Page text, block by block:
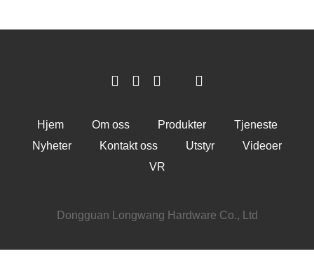
Hjem Om oss Produkter
Tjeneste
Nyheter
Kontakt oss Utstyr
Videoer
VR
Dongguan Longwang Hardware Co., Ltd